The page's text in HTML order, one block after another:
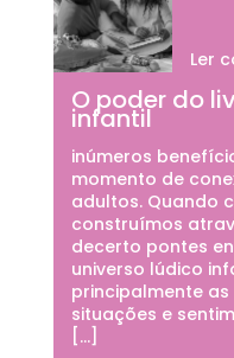
O poder do
infantil
Ler
inúmeros
momento de
adultos. Quando
construímos
decerto pontes
universo lúdico
principalmente
situações e
[…]